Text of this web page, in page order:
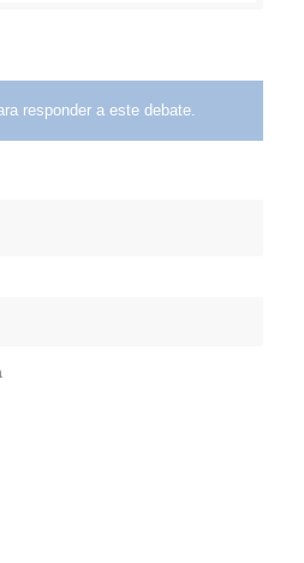
responder a este debate.